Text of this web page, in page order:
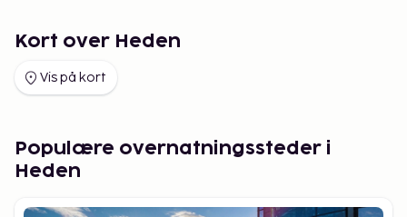
Kort over Heden
Vis på kort
Populære overnatningssteder i
Heden